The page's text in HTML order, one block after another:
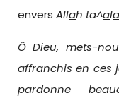
envers Allah ta^ala
Ô Dieu, mets-
affranchis en ces
pardonne